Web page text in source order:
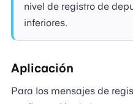
nivel de registro de
inferiores.
Aplicación
Para los mensajes de